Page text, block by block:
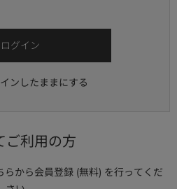
ンしたままにする
ご利用の方
から会員登録 (無料) を行ってくだ